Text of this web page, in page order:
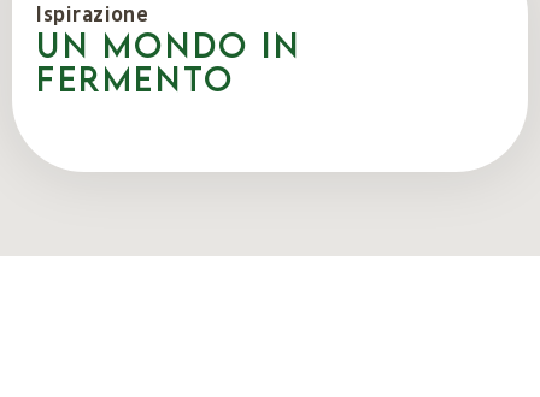
Ispirazione
Un mondo in
fermento